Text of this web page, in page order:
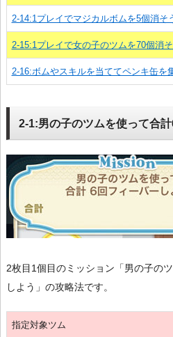
2-14:1プレイでマジカルボムを5個消そ
2-15:1プレイで女の子のツムを70個消そ
2-16:ボムやスキルを当ててペンキ缶を
2-1:男の子のツムを使って合
2枚目1個目のミッション「男の子の
しよう」の攻略法です。
指定対象ツム